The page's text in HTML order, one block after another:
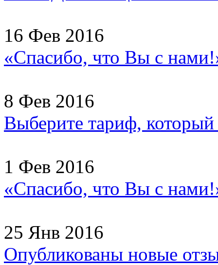
16 Фев 2016
«Спасибо, что Вы с
8 Фев 2016
Выберите тариф,
1 Фев 2016
«Спасибо, что Вы с
25 Янв 2016
Опубликованы новые